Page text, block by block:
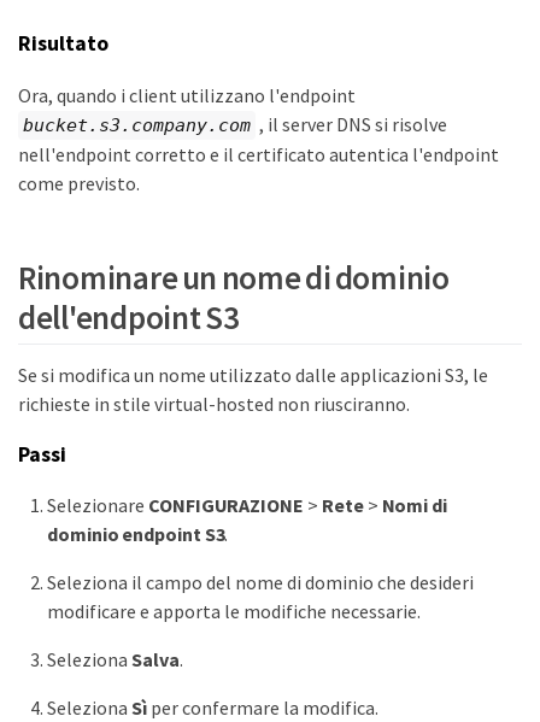
Risultato
Ora, quando i client utilizzano l'endpoint
bucket.s3.company.com , il server DNS si risolve
nell'endpoint corretto e il certificato autentica l'endpoint
come previsto.
Rinominare un nome di dominio
dell'endpoint S3
Se si modifica un nome utilizzato dalle applicazioni S3, le
richieste in stile virtual-hosted non riusciranno.
Passi
Selezionare CONFIGURAZIONE > Rete> Nomi di
dominio endpoint S3.
Seleziona il campo del nome di dominio che desideri
modificare e apporta le modifiche necessarie.
Seleziona Salva.
Seleziona Sìper confermare la modifica.